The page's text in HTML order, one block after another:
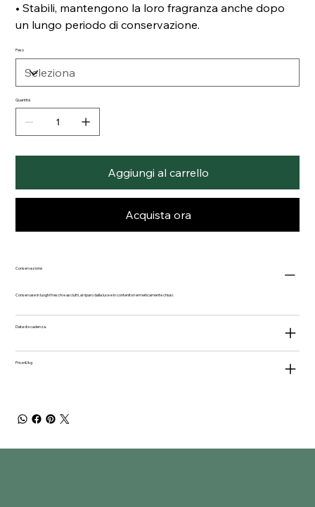
• Stabili, mantengono la loro fragranza anche dopo
un lungo periodo di conservazione.
Peso
Quantità
Aggiungi al carrello
Acquista ora
Conservazione
Conservare in luoghi freschi e asciutti, al riparo dalla luce e in contenitori ermeticamente chiusi.
Data di scadenza.
Price €/kg